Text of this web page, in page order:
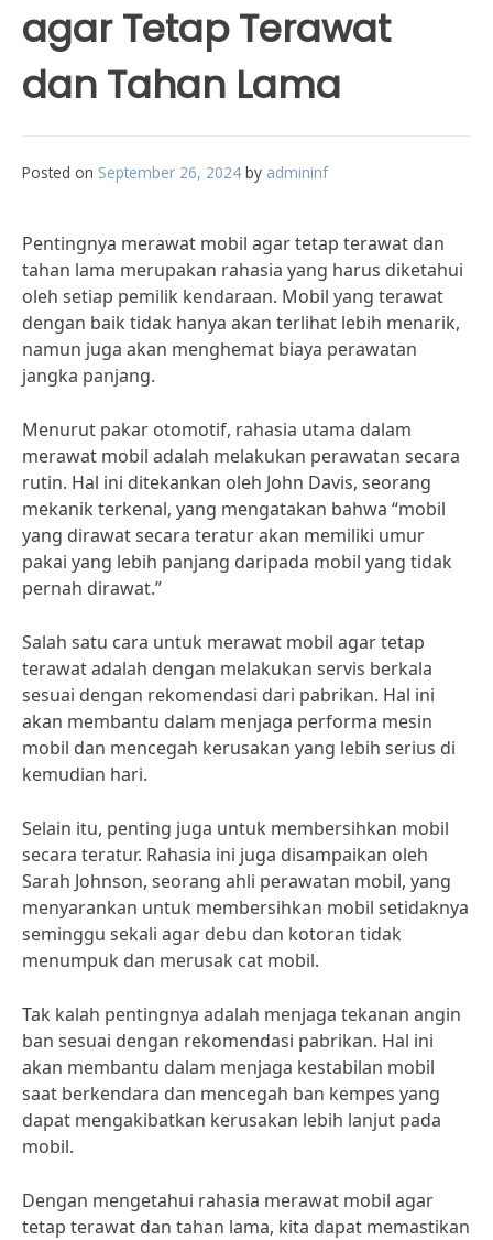
agar Tetap Terawat
dan Tahan Lama
Posted on September 26, 2024 by admininf
Pentingnya merawat mobil agar tetap terawat dan
tahan lama merupakan rahasia yang harus diketahui
oleh setiap pemilik kendaraan. Mobil yang terawat
dengan baik tidak hanya akan terlihat lebih menarik,
namun juga akan menghemat biaya perawatan
jangka panjang.
Menurut pakar otomotif, rahasia utama dalam
merawat mobil adalah melakukan perawatan secara
rutin. Hal ini ditekankan oleh John Davis, seorang
mekanik terkenal, yang mengatakan bahwa “mobil
yang dirawat secara teratur akan memiliki umur
pakai yang lebih panjang daripada mobil yang tidak
pernah dirawat.”
Salah satu cara untuk merawat mobil agar tetap
terawat adalah dengan melakukan servis berkala
sesuai dengan rekomendasi dari pabrikan. Hal ini
akan membantu dalam menjaga performa mesin
mobil dan mencegah kerusakan yang lebih serius di
kemudian hari.
Selain itu, penting juga untuk membersihkan mobil
secara teratur. Rahasia ini juga disampaikan oleh
Sarah Johnson, seorang ahli perawatan mobil, yang
menyarankan untuk membersihkan mobil setidaknya
seminggu sekali agar debu dan kotoran tidak
menumpuk dan merusak cat mobil.
Tak kalah pentingnya adalah menjaga tekanan angin
ban sesuai dengan rekomendasi pabrikan. Hal ini
akan membantu dalam menjaga kestabilan mobil
saat berkendara dan mencegah ban kempes yang
dapat mengakibatkan kerusakan lebih lanjut pada
mobil.
Dengan mengetahui rahasia merawat mobil agar
tetap terawat dan tahan lama, kita dapat memastikan